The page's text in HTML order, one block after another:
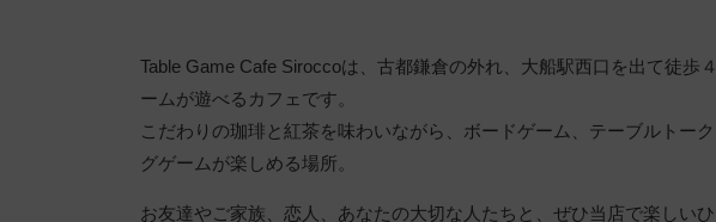
Table Game Cafe Siroccoは、古都鎌倉の外れ、大船駅西口を出て徒歩
ームが遊べるカフェです。
こだわりの珈琲と紅茶を味わいながら、ボードゲーム、テーブルトー
グゲームが楽しめる場所。
お友達やご家族、恋人、あなたの大切な人たちと、ぜひ当店で楽しい